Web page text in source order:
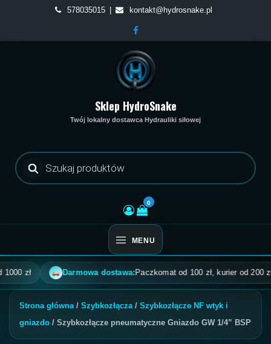
content
578035015 kontakt@hydrosnake.pl
Sklep HydroSnake
Twój lokalny dostawca Hydrauliki siłowej
Wyszukiwarka
produktów
0
MENU
zł Darmowa dostawa:Paczkomat od 100 zł, kurier od 200 zł,
Strona główna/ Szybkozłącza/ Szybkozłącze NF wtyk i
gniazdo / Szybkozłącze pneumatyczne Gniazdo GW 1/4” BSP